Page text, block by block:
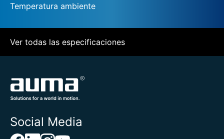
Temperatura ambiente
Ver todas las especificaciones
Social Media